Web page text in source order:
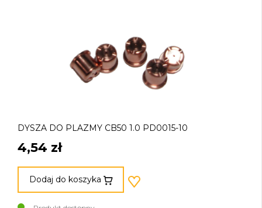
DYSZA DO PLAZMY CB50 1.0 PD0015-10
4,54 zł
Dodaj do koszyka